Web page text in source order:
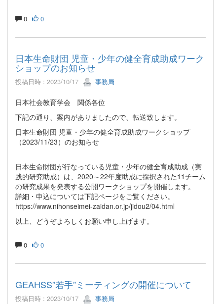
0 0
日本生命財団 児童・少年の健全育成助成ワーク
ショップのお知らせ
投稿日時 : 2023/10/17 事務局
日本社会教育学会 関係各位
下記の通り、案内がありましたので、転送致します。
日本生命財団 児童・少年の健全育成助成ワークショップ
（2023/11/23）のお知らせ
日本生命財団が行なっている児童・少年の健全育成助成（実
践的研究助成）は、2020～22年度助成に採択された11チーム
の研究成果を発表する公開ワークショップを開催します。
詳細・申込については下記ページをご覧ください。
https://www.nihonseimei-zaidan.or.jp/jidou2/04.html
以上、どうぞよろしくお願い申し上げます。
0 0
GEAHSS”若手”ミーティングの開催について
投稿日時 : 2023/10/17 事務局